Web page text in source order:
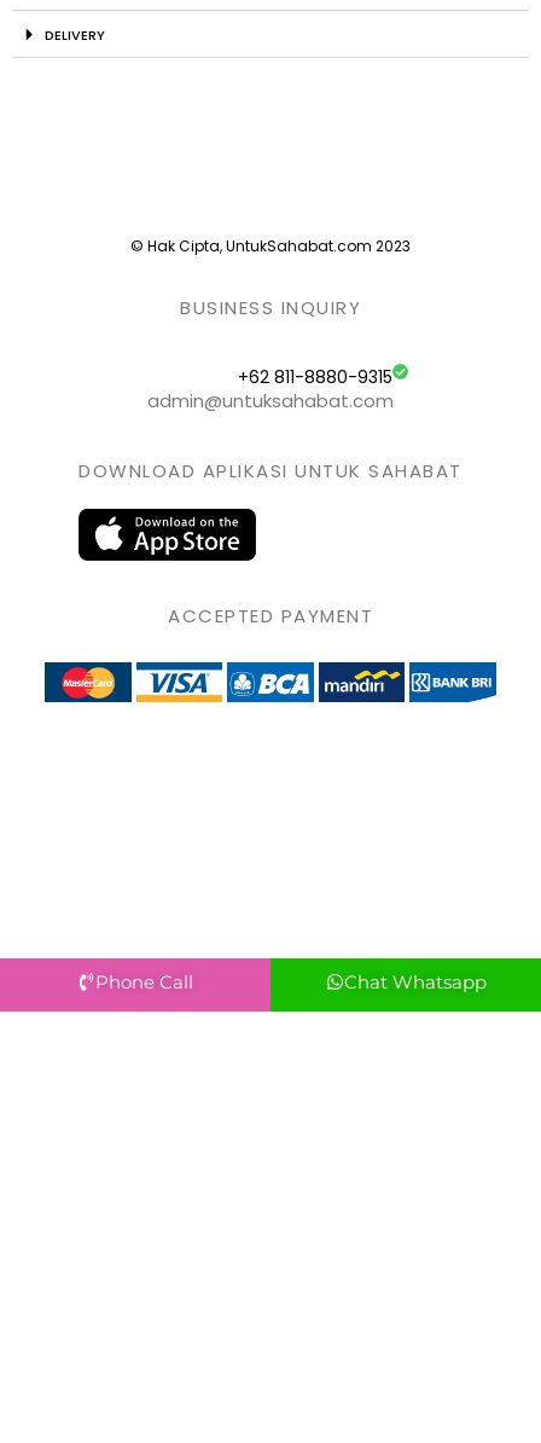
DELIVERY
© Hak Cipta, UntukSahabat.com 2023
BUSINESS INQUIRY
+62 811-8880-9315
admin@untuksahabat.com
DOWNLOAD APLIKASI UNTUK SAHABAT
ACCEPTED PAYMENT
Phone Call Chat Whatsapp